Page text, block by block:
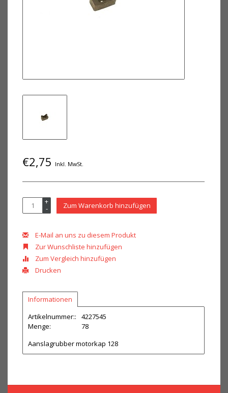
€2,75 Inkl. MwSt.
+
- Zum Warenkorb hinzufügen
E-Mail an uns zu diesem Produkt
Zur Wunschliste hinzufügen
Zum Vergleich hinzufügen
Drucken
Informationen
Artikelnummer::
4227545
Menge:
78
Aanslagrubber motorkap 128